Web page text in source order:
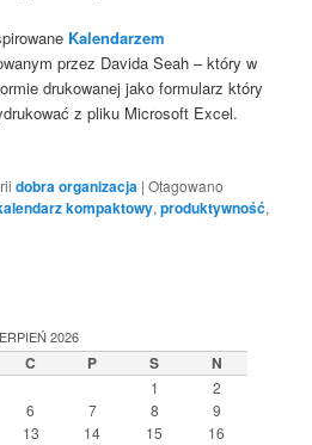
Kalendarzem
przez Davida Seah – który w
drukowanej jako formularz który
z pliku Microsoft Excel.
dobra organizacja |Otagowano
kompaktowy,produktywność,
2026
C P S N
1
2
6 7 8
9
13 14 15 16